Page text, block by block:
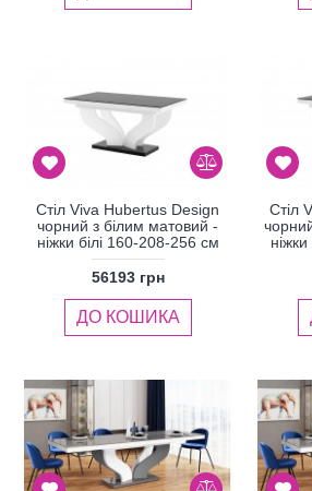
Стіл Viva Hubertus Design
чорний з білим матовий -
ніжки білі 160-208-256 см
56193 грн
ДО КОШИКА
Стіл